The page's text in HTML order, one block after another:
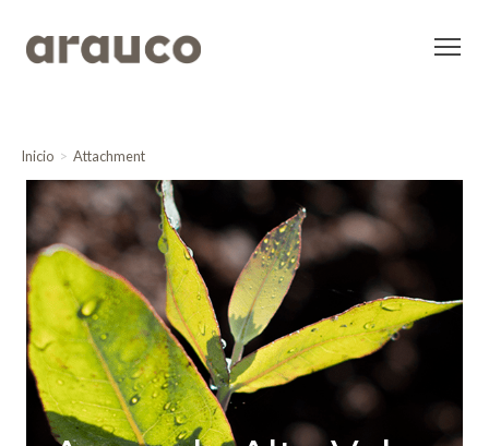
Inicio Attachment